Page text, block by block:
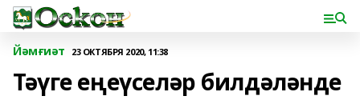
Йәмғиәт 23 ОКТЯБРЯ 2020, 11:38
Тәүге еңеүселәр билдәләнде